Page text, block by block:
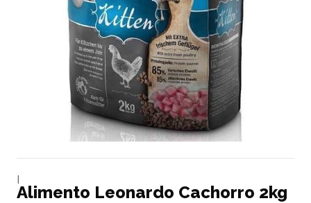
Alimento Leonardo Cachorro 2kg